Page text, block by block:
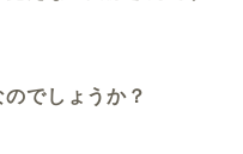
のでしょうか？